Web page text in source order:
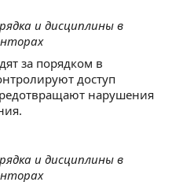
и дисциплины в
за порядком в
доступ
нарушения
и дисциплины в